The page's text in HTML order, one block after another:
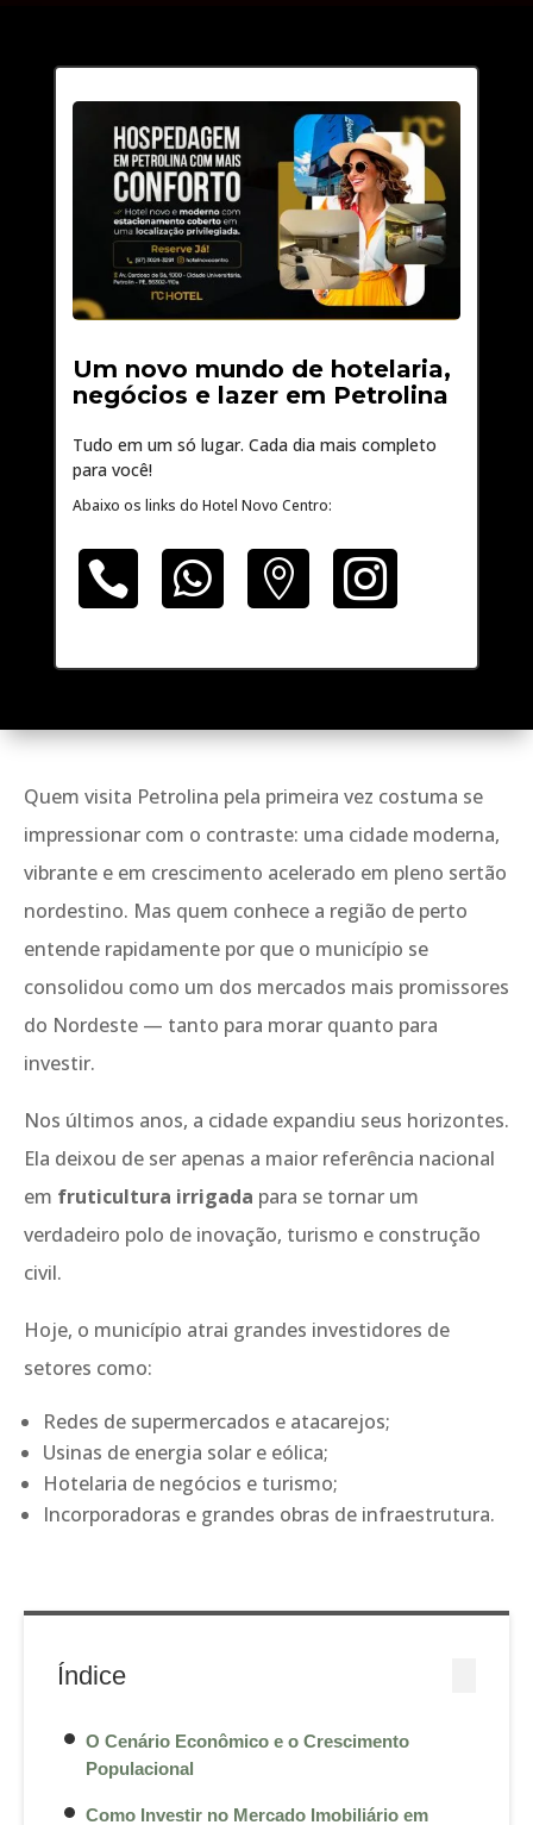
Um novo mundo de hotelaria,
negócios e lazer em Petrolina
Tudo em um só lugar. Cada dia mais completo
para você!
Abaixo os links do Hotel Novo Centro:
   
Quem visita Petrolina pela primeira vez costuma se
impressionar com o contraste: uma cidade moderna,
vibrante e em crescimento acelerado em pleno sertão
nordestino. Mas quem conhece a região de perto
entende rapidamente por que o município se
consolidou como um dos mercados mais promissores
do Nordeste — tanto para morar quanto para
investir.
Nos últimos anos, a cidade expandiu seus horizontes.
Ela deixou de ser apenas a maior referência nacional
em fruticultura irrigada para se tornar um
verdadeiro polo de inovação, turismo e construção
civil.
Hoje, o município atrai grandes investidores de
setores como:
Redes de supermercados e atacarejos;
Usinas de energia solar e eólica;
Hotelaria de negócios e turismo;
Incorporadoras e grandes obras de infraestrutura.
Índice
O Cenário Econômico e o Crescimento
Populacional
Como Investir no Mercado Imobiliário em